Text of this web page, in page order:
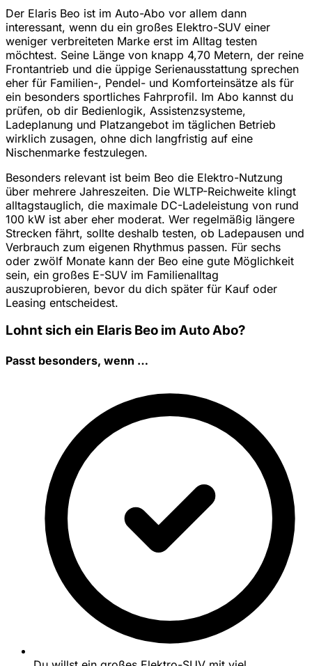
Der Elaris Beo ist im Auto-Abo vor allem dann
interessant, wenn du ein großes Elektro-SUV einer
weniger verbreiteten Marke erst im Alltag testen
möchtest. Seine Länge von knapp 4,70 Metern, der reine
Frontantrieb und die üppige Serienausstattung sprechen
eher für Familien-, Pendel- und Komforteinsätze als für
ein besonders sportliches Fahrprofil. Im Abo kannst du
prüfen, ob dir Bedienlogik, Assistenzsysteme,
Ladeplanung und Platzangebot im täglichen Betrieb
wirklich zusagen, ohne dich langfristig auf eine
Nischenmarke festzulegen.
Besonders relevant ist beim Beo die Elektro-Nutzung
über mehrere Jahreszeiten. Die WLTP-Reichweite klingt
alltagstauglich, die maximale DC-Ladeleistung von rund
100 kW ist aber eher moderat. Wer regelmäßig längere
Strecken fährt, sollte deshalb testen, ob Ladepausen und
Verbrauch zum eigenen Rhythmus passen. Für sechs
oder zwölf Monate kann der Beo eine gute Möglichkeit
sein, ein großes E-SUV im Familienalltag
auszuprobieren, bevor du dich später für Kauf oder
Leasing entscheidest.
Lohnt sich ein Elaris Beo im Auto Abo?
Passt besonders, wenn …